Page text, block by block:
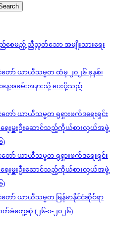
တည်စေမည့် ညီညွတ်သော အမျိုးသားရေး
တော် ယာယီသမ္မတ ထံမှ ၂၀၂၆ ခုနှစ်၊
းနေ့အခမ်းအနားသို့ ပေးပို့သည့်
တော် ယာယီသမ္မတ ရုရှားဖက်ဒရေးရှင်း
ရေးမှူးဦးဆောင်သည့်ကိုယ်စားလှယ်အဖွဲ့
)
တော် ယာယီသမ္မတ ရုရှားဖက်ဒရေးရှင်း
ရေးမှူးဦးဆောင်သည့်ကိုယ်စားလှယ်အဖွဲ့
)
တော် ယာယီသမ္မတ မြန်မာနိုင်ငံဆိုင်ရာ
ခံတွေ့ဆုံ (၂၆-၁-၂၀၂၆)